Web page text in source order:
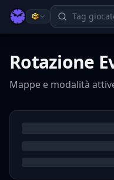
Rotazione
Mappe e modalità